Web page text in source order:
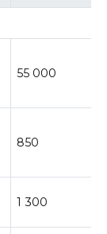
55 000
850
1 300